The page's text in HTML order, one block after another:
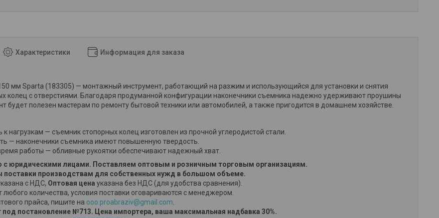
Характеристики Информация для заказа
мм Sparta (183305) — монтажный инструмент, работающий на разжим и использующийся для установки и снятия
колец с отверстиями. Благодаря продуманной конфигурации наконечники съемника надежно удерживают проушины
будет полезен мастерам по ремонту бытовой техники или автомобилей, а также пригодится в домашнем хозяйстве.
к нагрузкам — съемник стопорных колец изготовлен из прочной углеродистой стали.
— наконечники съемника имеют повышенную твердость.
работы — обливные рукоятки обеспечивают надежный хват.
с юридическими лицами. Поставляем оптовым и розничным торговым организациям.
производствам для собственных нужд в большом объеме.
с НДС, Оптовая цена указана без НДС (для удобства сравнения).
любого количества, условия поставки оговариваются с менеджером.
прайса, пишите на ooo.proabraziv@gmail.com
под постановление №713. Цена импортера, ваша максимальная надбавка 30%.